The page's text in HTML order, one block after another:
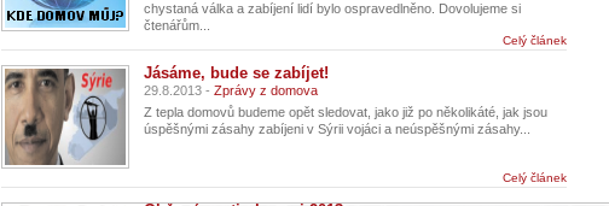
chystaná válka a zabíjení lidí bylo ospravedlněno. Dovolujeme si
čtenářům...
Celý článek
Jásáme, bude se zabíjet!
29.8.2013 - Zprávy z domova
Z tepla domovů budeme opět sledovat, jako již po několikáté, jak jsou
úspěšnými zásahy zabíjeni v Sýrii vojáci a neúspěšnými zásahy...
Celý článek